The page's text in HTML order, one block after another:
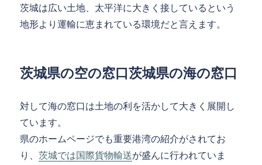
茨城は広い土地、太平洋に大きく接しているという
地形より運輸に恵まれている環境だと言えます。
茨城県の空の窓口茨城県の海の窓口
対して海の窓口は土地の利を活かして大きく展開し
ています。
県のホームページでも重要港湾の紹介がされてお
り、茨城では国際貨物輸送が盛んに行われていま